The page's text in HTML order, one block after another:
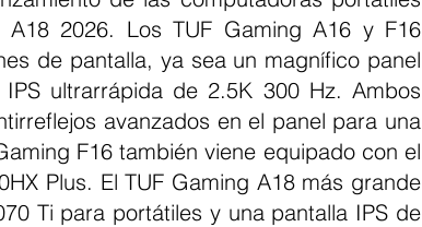
2026. Los TUF Gaming A16 y F16
de pantalla, ya sea un magnífico panel
ultrarrápida de 2.5K 300 Hz. Ambos
avanzados en el panel para una
F16 también viene equipado con el
Plus. El TUF Gaming A18 más grande
Ti para portátiles y una pantalla IPS de